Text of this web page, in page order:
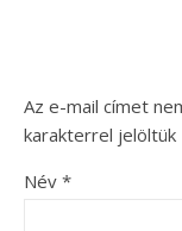
Az e-mail címet
karakterrel jelöltük
Név *